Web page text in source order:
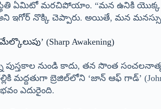
ఏమిటో మరచిపోయాం. “మన ఉనికి యొక్క
ఇగోర్ నొక్కి చెప్పారు. అయితే, మన
(Sharp Awakening)
పుస్తకాల నుండి కాదు, తన సొంత
మద్దతుగా బ్రెజిల్‌లోని ‘జాన్ ఆఫ్ గాడ్’
ఎదురైంది.